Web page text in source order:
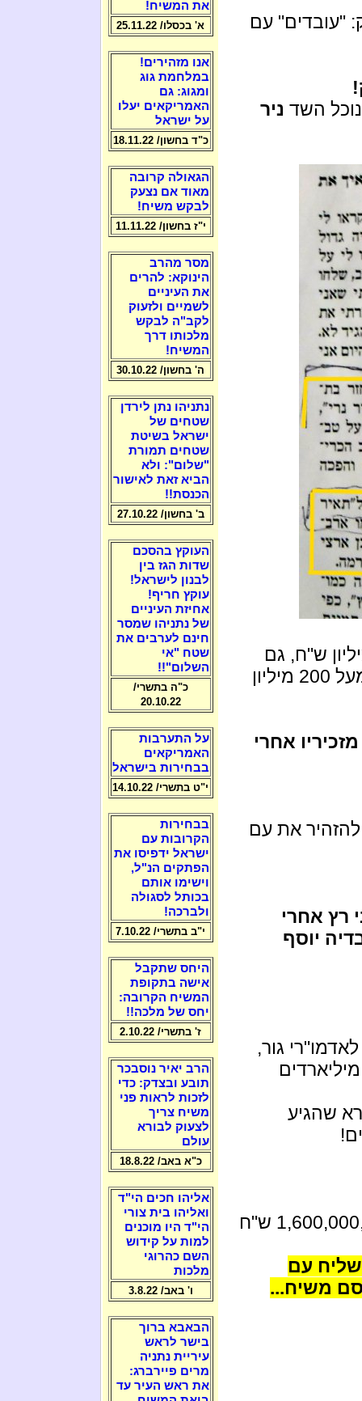
"עובדים" עם
השד ניר
תרמה לנוכל מעל 100 מיליון ש"ח, גם
שרי אריסון, סך הכל יש לו לפרימיטיב ניר: מעל 200 מיליון
אחרי
את עם
רץ אחרי
יוסף
גור,
שהגיע
עם
משיח...
את המשיח!
א' בכסלו/ 25.11.22
אנו מזהירים!
במלחמת גוג
ומגוג: גם
האמריקאים יעלו
על ישראל
כ"ד בחשון/ 18.11.22
הגאולה קרובה
מאוד אם נצעק
לבקש משיח!
י"ז בחשון/ 11.11.22
מסר מהרב
הינוקא: להרים
את העיניים
לשמיים ולזעוק
לקב"ה לבקש
מלכותו דרך
המשיח!
ה' בחשון/ 30.10.22
נתניהו נתן לירדן
שטחים של
ישראל בשיטת
שטחים תמורת
"שלום": ולא
הביא זאת לאישור
הכנסת!!
ב' בחשון/ 27.10.22
העוקץ בהסכם
שדות הגז בין
לבנון לישראל!
עוקץ חריף!
אחיזת העיניים
של נתניהו שמסר
חינם לערבים את
שטח "אי
השלום"!!
כ"ה בתשרי/
20.10.22
על התערבות
האמריקאים
בבחירות בישראל
י"ט בתשרי/ 14.10.22
בבחירות
הקרובות עם
ישראל ידפיסו את
הפתקים הנ"ל,
וישימו אותם
בכותל לסגולה
ולברכה!
י"ב בתשרי/ 7.10.22
היחס שתקבל
אישה בתקופת
המשיח הקרובה:
יחס של מלכה!!
ז' בתשרי/ 2.10.22
הרב יאיר נוסבכר
תובע ובצדק: כדי
לזכות לראות פני
משיח צריך
לצעוק לבורא
עולם
כ"א באב/ 18.8.22
אליהו חכים הי"ד
ואליהו בית צורי
הי"ד היו מוכנים
למות על קידוש
השם כהרוגי
מלכות
ו' באב/ 3.8.22
הבאבא ברוך
בישר לראש
עיריית נתניה
מרים פיירברג:
את ראש העיר עד